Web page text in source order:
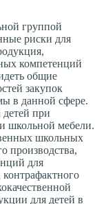
группой
риски для
компетенций
общие
закупок
в данной сфере.
детей при
школьной мебели.
школьных
производства,
для
для детей в